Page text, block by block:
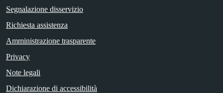
Segnalazione disservizio
Richiesta assistenza
Amministrazione trasparente
Privacy
Note legali
Dichiarazione di accessibilità